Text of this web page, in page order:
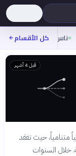
ناس روح
كل الأقسام
قبل 4 أشهر
متنامياً، حيث تفقد
خلال السنوات